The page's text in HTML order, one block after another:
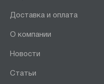
Доставка и оплата
О компании
Новости
Статьи